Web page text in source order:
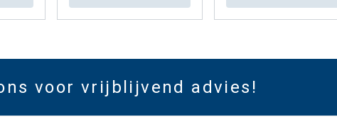
voor vrijblijvend advies!